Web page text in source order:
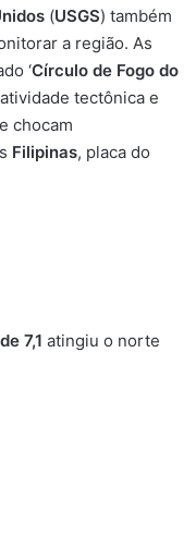
(USGS) também
a região. As
‘Círculo de Fogo do
tectônica e
chocam
Filipinas, placa do
7,1 atingiu o norte